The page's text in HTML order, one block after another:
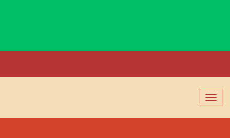
切
换
导